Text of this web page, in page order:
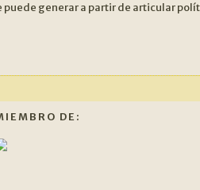
generar a partir de articular
DE: